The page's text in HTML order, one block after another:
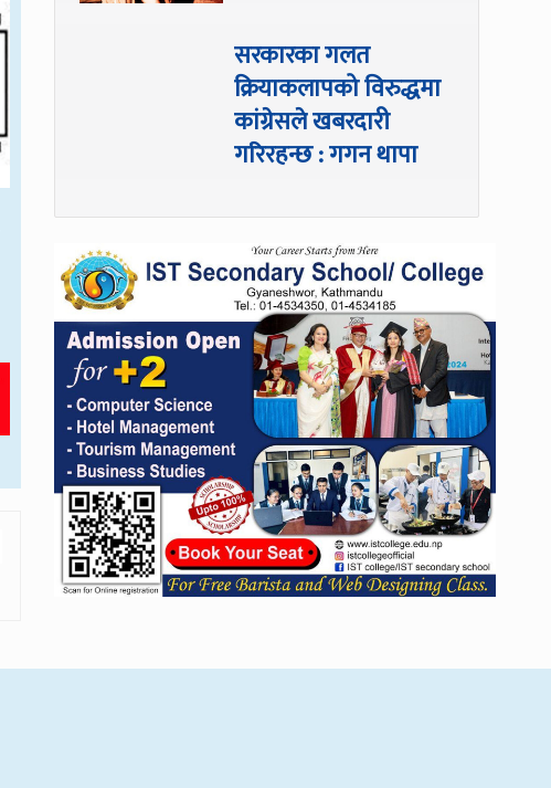
सरकारका गलत
क्रियाकलापको विरुद्धमा
कांग्रेसले खबरदारी
गरिरहन्छ : गगन थापा